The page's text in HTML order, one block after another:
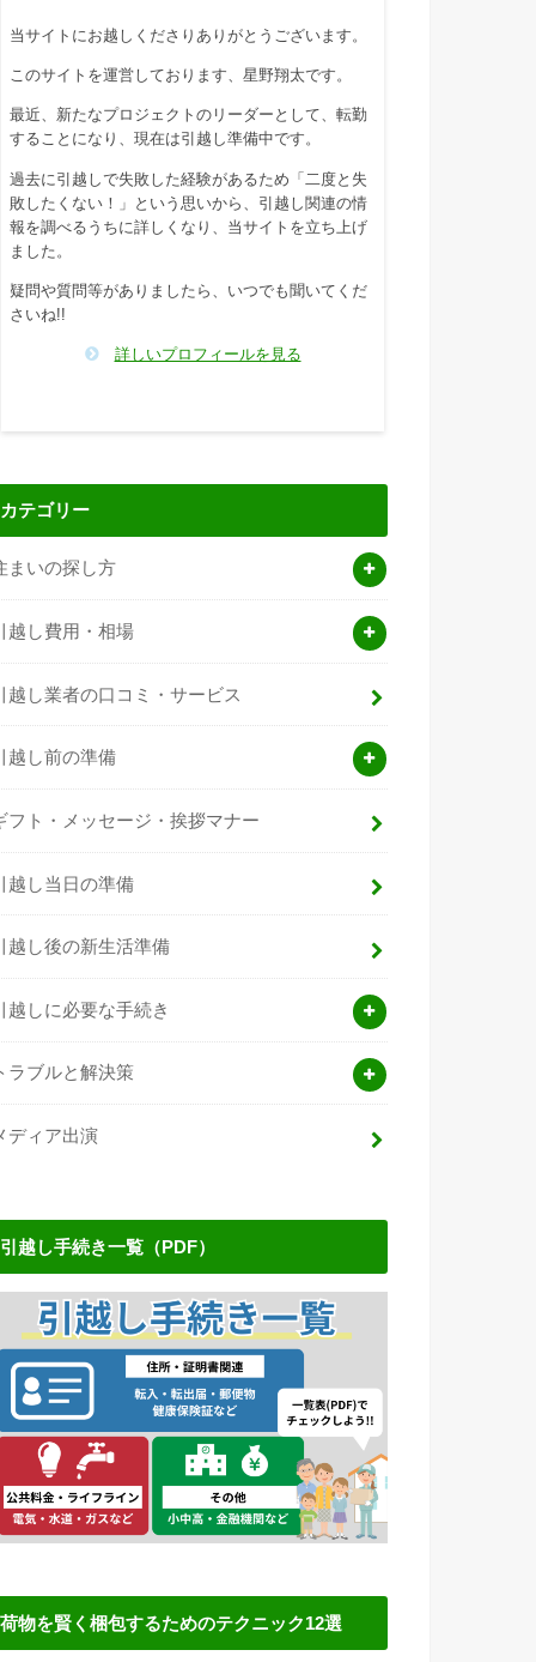
当サイトにお越しくださりありがとうございます。
このサイトを運営しております、星野翔太です。
最近、新たなプロジェクトのリーダーとして、転勤
することになり、現在は引越し準備中です。
過去に引越しで失敗した経験があるため「二度と失
敗したくない！」という思いから、引越し関連の情
報を調べるうちに詳しくなり、当サイトを立ち上げ
ました。
疑問や質問等がありましたら、いつでも聞いてくだ
さいね!!
詳しいプロフィールを見る
カテゴリー
まいの探し方
越し費用・相場
越し業者の口コミ・サービス
越し前の準備
フト・メッセージ・挨拶マナー
越し当日の準備
越し後の新生活準備
越しに必要な手続き
ラブルと解決策
ディア出演
引越し手続き一覧（PDF）
荷物を賢く梱包するためのテクニック12選